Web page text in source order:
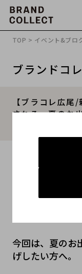
TOP > イベント&ブロ
ブランドコ
【ブラコレ広尾
される、夏のお
#広尾 ハイブランド
今回は、夏のお
げしたい方へ。